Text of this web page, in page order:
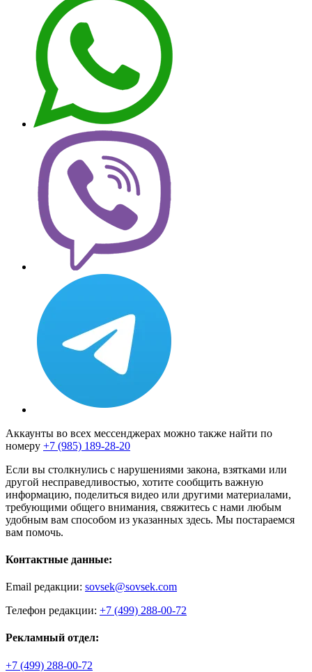
Аккаунты во всех мессенджерах можно также найти по
номеру +7 (985) 189-28-20
Если вы столкнулись с нарушениями закона, взятками или
другой несправедливостью, хотите сообщить важную
информацию, поделиться видео или другими материалами,
требующими общего внимания, свяжитесь с нами любым
удобным вам способом из указанных здесь. Мы постараемся
вам помочь.
Контактные данные:
Email редакции: sovsek@sovsek.com
Телефон редакции: +7 (499) 288-00-72
Рекламный отдел:
+7 (499) 288-00-72